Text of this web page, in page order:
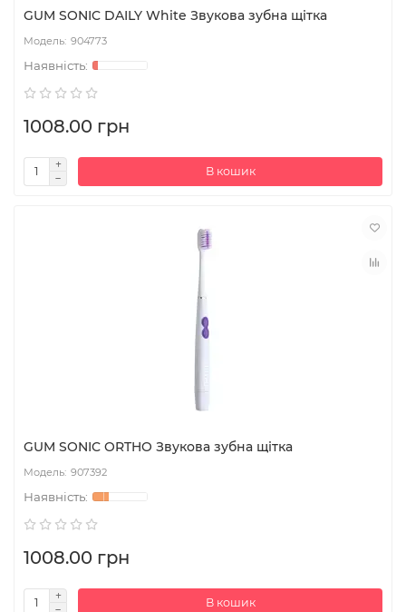
GUM SONIC DAILY White Звукова зубна щітка
904773
1008.00 грн
В кошик
GUM SONIC ORTHO Звукова зубна щітка
907392
1008.00 грн
В кошик